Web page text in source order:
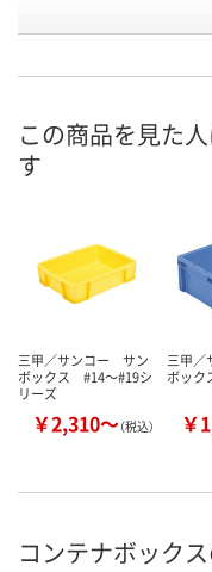
号
お届け日
カゴ
この商品を見た
す
三甲／サンコー サン
ボックス #14～#19シ
リーズ
￥2,310～（税込）
三甲
ボッ
￥
コンテナボック